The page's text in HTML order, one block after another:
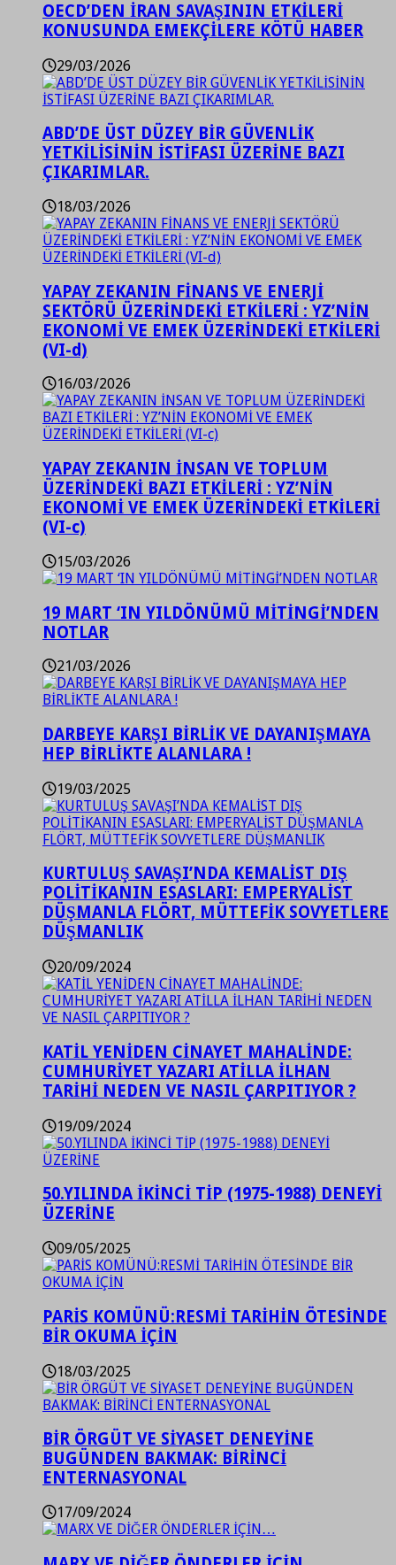
OECD’DEN İRAN SAVAŞININ ETKİLERİ
KONUSUNDA EMEKÇİLERE KÖTÜ HABER
29/03/2026
ABD’DE ÜST DÜZEY BİR GÜVENLİK
YETKİLİSİNİN İSTİFASI ÜZERİNE BAZI
ÇIKARIMLAR.
18/03/2026
YAPAY ZEKANIN FİNANS VE ENERJİ
SEKTÖRÜ ÜZERİNDEKİ ETKİLERİ : YZ’NİN
EKONOMİ VE EMEK ÜZERİNDEKİ ETKİLERİ
(VI-d)
16/03/2026
YAPAY ZEKANIN İNSAN VE TOPLUM
ÜZERİNDEKİ BAZI ETKİLERİ : YZ’NİN
EKONOMİ VE EMEK ÜZERİNDEKİ ETKİLERİ
(VI-c)
15/03/2026
19 MART ‘IN YILDÖNÜMÜ MİTİNGİ’NDEN
NOTLAR
21/03/2026
DARBEYE KARŞI BİRLİK VE DAYANIŞMAYA
HEP BİRLİKTE ALANLARA !
19/03/2025
KURTULUŞ SAVAŞI’NDA KEMALİST DIŞ
POLİTİKANIN ESASLARI: EMPERYALİST
DÜŞMANLA FLÖRT, MÜTTEFİK SOVYETLERE
DÜŞMANLIK
20/09/2024
KATİL YENİDEN CİNAYET MAHALİNDE:
CUMHURİYET YAZARI ATİLLA İLHAN
TARİHİ NEDEN VE NASIL ÇARPITIYOR ?
19/09/2024
50.YILINDA İKİNCİ TİP (1975-1988) DENEYİ
ÜZERİNE
09/05/2025
PARİS KOMÜNÜ:RESMİ TARİHİN ÖTESİNDE
BİR OKUMA İÇİN
18/03/2025
BİR ÖRGÜT VE SİYASET DENEYİNE
BUGÜNDEN BAKMAK: BİRİNCİ
ENTERNASYONAL
17/09/2024